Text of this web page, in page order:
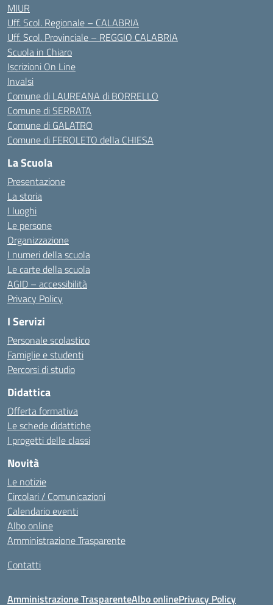
MIUR
Uff. Scol. Regionale – CALABRIA
Uff. Scol. Provinciale – REGGIO CALABRIA
Scuola in Chiaro
Iscrizioni On Line
Invalsi
Comune di LAUREANA di BORRELLO
Comune di SERRATA
Comune di GALATRO
Comune di FEROLETO della CHIESA
La Scuola
Presentazione
La storia
I luoghi
Le persone
Organizzazione
I numeri della scuola
Le carte della scuola
AGID – accessibilità
Privacy Policy
I Servizi
Personale scolastico
Famiglie e studenti
Percorsi di studio
Didattica
Offerta formativa
Le schede didattiche
I progetti delle classi
Novità
Le notizie
Circolari / Comunicazioni
Calendario eventi
Albo online
Amministrazione Trasparente
Contatti
Amministrazione TrasparenteAlbo onlinePrivacy Policy